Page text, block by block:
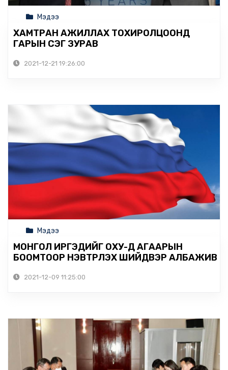
Мэдээ
ХАМТРАН АЖИЛЛАХ ТОХИРОЛЦООНД
ГАРЫН ҮСЭГ ЗУРАВ
2021-12-21 19:26:00
Мэдээ
МОНГОЛ ИРГЭДИЙГ ОХУ-Д АГААРЫН
БООМТООР НЭВТРҮҮЛЭХ ШИЙДВЭР АЛБАЖИВ
2021-12-09 11:25:00